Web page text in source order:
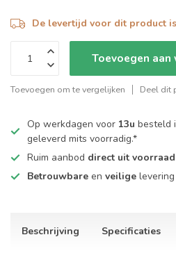
De levertijd voor dit product
Toevoegen
Toevoegen om te vergelijken Deel dit
Op werkdagen voor 13u besteld
geleverd mits voorradig.*
Ruim aanbod direct uit voorraad
Betrouwbare en veilige
Beschrijving Specificaties